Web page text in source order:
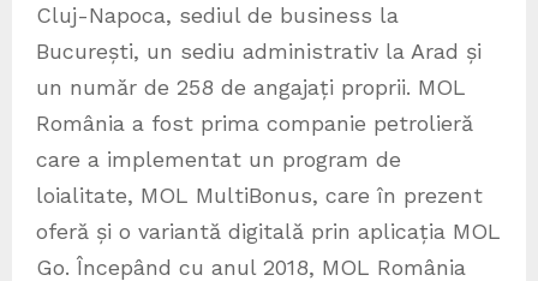
Cluj-Napoca, sediul de business la
București, un sediu administrativ la Arad și
un număr de 258 de angajați proprii. MOL
România a fost prima companie petrolieră
care a implementat un program de
loialitate, MOL MultiBonus, care în prezent
oferă și o variantă digitală prin aplicația MOL
Go. Începând cu anul 2018, MOL România